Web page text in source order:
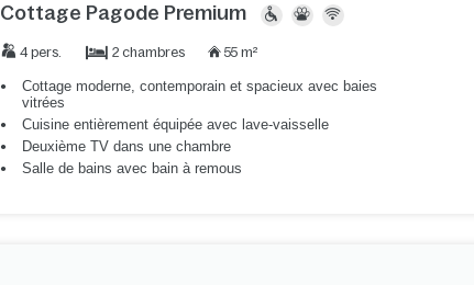
Cottage Pagode Premium
4 pers. 2 chambres 55 m²
Cottage moderne, contemporain et spacieux avec baies
vitrées
Cuisine entièrement équipée avec lave-vaisselle
Deuxième TV dans une chambre
Salle de bains avec bain à remous